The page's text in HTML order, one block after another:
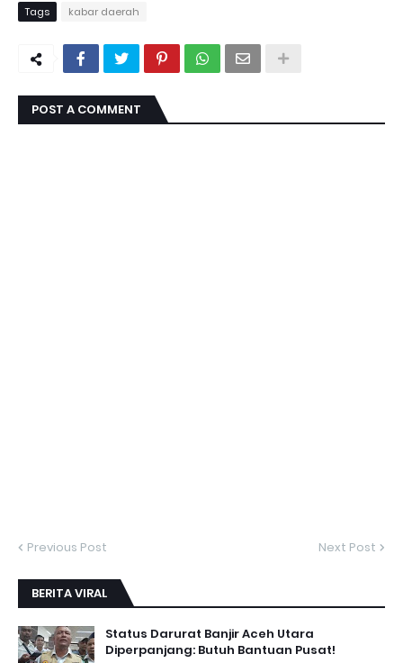
Tags kabar daerah
POST A COMMENT
Previous Post Next Post
BERITA VIRAL
Status Darurat Banjir Aceh Utara
Diperpanjang: Butuh Bantuan Pusat!